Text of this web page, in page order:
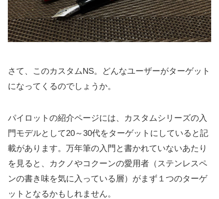
さて、このカスタムNS。どんなユーザーがターゲット
になってくるのでしょうか。
パイロットの紹介ページには、カスタムシリーズの入
門モデルとして20～30代をターゲットにしていると記
載があります。万年筆の入門と書かれていないあたり
を見ると、カクノやコクーンの愛用者（ステンレスペ
ンの書き味を気に入っている層）がまず１つのターゲ
ットとなるかもしれません。